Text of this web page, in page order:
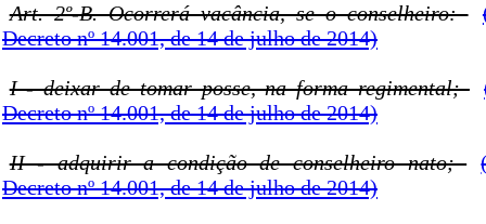
Art. 2º-B. Ocorrerá vacância, se o conselheiro:
Decreto nº 14.001, de 14 de julho de 2014)
I - deixar de tomar posse, na forma regimental;
Decreto nº 14.001, de 14 de julho de 2014)
II - adquirir a condição de conselheiro nato;
Decreto nº 14.001, de 14 de julho de 2014)